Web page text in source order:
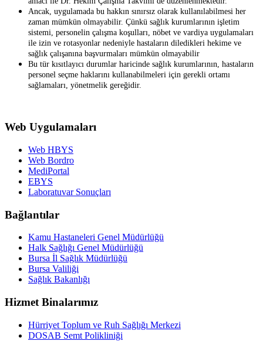
Ancak, uygulamada bu hakkın sınırsız olarak kullanılabilmesi her
zaman mümkün olmayabilir. Çünkü sağlık kurumlarının işletim
sistemi, personelin çalışma koşulları, nöbet ve vardiya uygulamaları
ile izin ve rotasyonlar nedeniyle hastaların diledikleri hekime ve
sağlık çalışanına başvurmaları mümkün olmayabilir
Bu tür kısıtlayıcı durumlar haricinde sağlık kurumlarının, hastaların
personel seçme haklarını kullanabilmeleri için gerekli ortamı
sağlamaları, yönetmelik gereğidir.
Web Uygulamaları
Web HBYS
Web Bordro
MediPortal
EBYS
Laboratuvar Sonuçları
Bağlantılar
Kamu Hastaneleri Genel Müdürlüğü
Halk Sağlığı Genel Müdürlüğü
Bursa İl Sağlık Müdürlüğü
Bursa Valiliği
Sağlık Bakanlığı
Hizmet Binalarımız
Hürriyet Toplum ve Ruh Sağlığı Merkezi
DOSAB Semt Polikliniği